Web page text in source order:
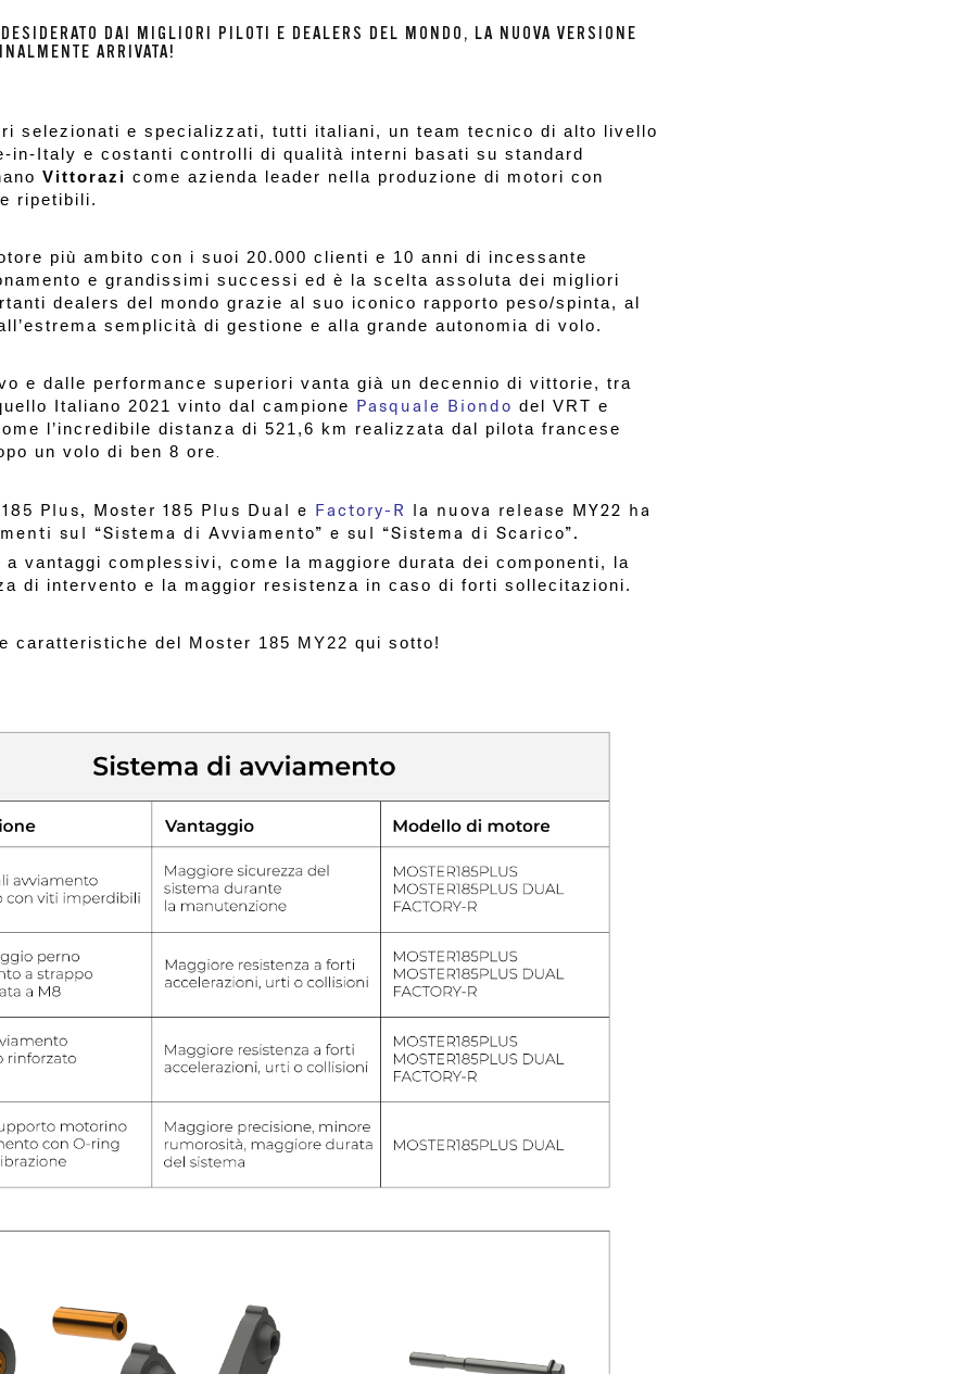
DAI MIGLIORI PILOTI E DEALERS DEL MONDO, LA NUOVA VERSIONE
ARRIVATA!
selezionati e specializzati, tutti italiani, un team tecnico di alto livello
in-Italy e costanti controlli di qualità interni basati su standard
Vittorazi come azienda leader nella produzione di motori con
ripetibili.
più ambito con i suoi 20.000 clienti e 10 anni di incessante
e grandissimi successi ed è la scelta assoluta dei migliori
dealers del mondo grazie al suo iconico rapporto peso/spinta, al
semplicità di gestione e alla grande autonomia di volo.
e dalle performance superiori vanta già un decennio di vittorie, tra
Italiano 2021 vinto dal campione Pasquale Biondo del VRT e
l’incredibile distanza di 521,6 km realizzata dal pilota francese
un volo di ben 8 ore.
Plus, Moster 185 Plus Dual e Factory-R la nuova release MY22 ha
sul “Sistema di Avviamento” e sul “Sistema di Scarico”.
vantaggi complessivi, come la maggiore durata dei componenti, la
di intervento e la maggior resistenza in caso di forti sollecitazioni.
caratteristiche del Moster 185 MY22 qui sotto!